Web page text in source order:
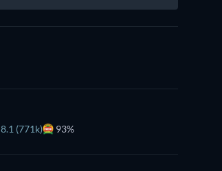
8.1 (771k) 93%